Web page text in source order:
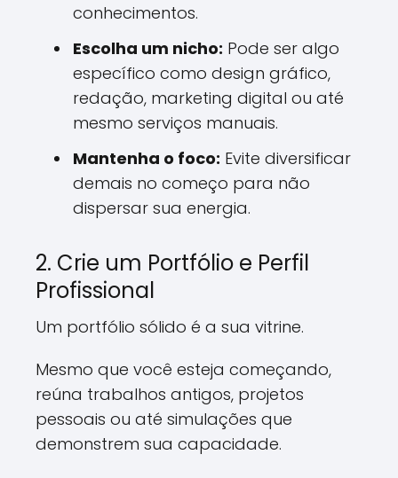
conhecimentos.
Escolha um nicho: Pode ser algo
específico como design gráfico,
redação, marketing digital ou até
mesmo serviços manuais.
Mantenha o foco: Evite diversificar
demais no começo para não
dispersar sua energia.
2. Crie um Portfólio e Perfil
Profissional
Um portfólio sólido é a sua vitrine.
Mesmo que você esteja começando,
reúna trabalhos antigos, projetos
pessoais ou até simulações que
demonstrem sua capacidade.